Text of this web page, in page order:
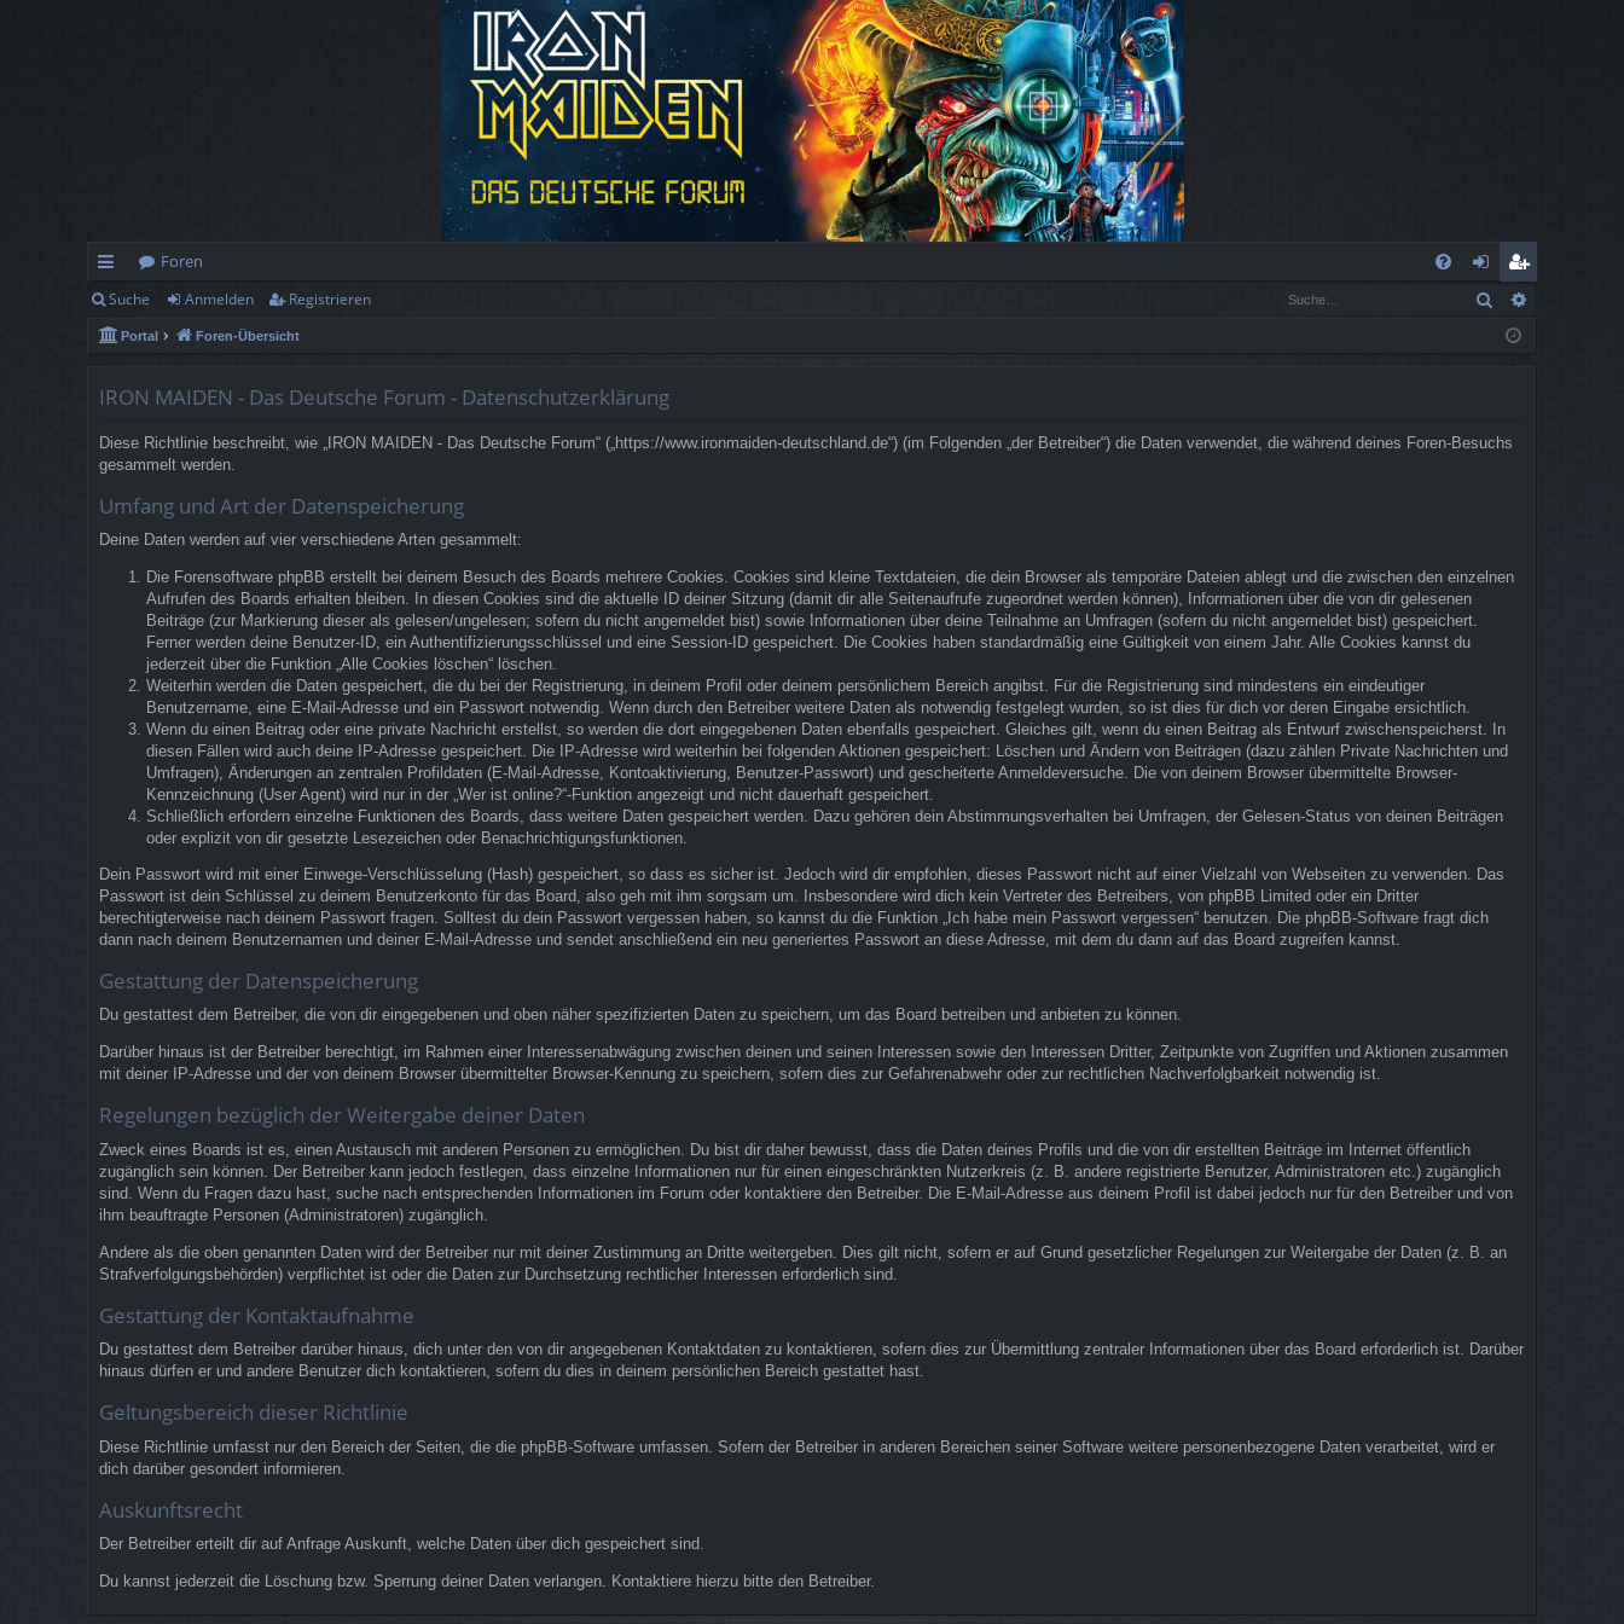
ch
ne
rif
f
Foren
n
eg
ist
Suche Anmelden Registrieren Suche
Portal Foren-Übersicht
IRON MAIDEN - Das Deutsche Forum - Datenschutzerklärung
Diese Richtlinie beschreibt, wie „IRON MAIDEN - Das Deutsche Forum“ („https://www.ironmaiden-deutschland.de“) (im Folgenden „der Betreiber“) die Daten verwendet, die während deines Foren-Besuchs
gesammelt werden.
Umfang und Art der Datenspeicherung
Deine Daten werden auf vier verschiedene Arten gesammelt:
Die Forensoftware phpBB erstellt bei deinem Besuch des Boards mehrere Cookies. Cookies sind kleine Textdateien, die dein Browser als temporäre Dateien ablegt und die zwischen den einzelnen
Aufrufen des Boards erhalten bleiben. In diesen Cookies sind die aktuelle ID deiner Sitzung (damit dir alle Seitenaufrufe zugeordnet werden können), Informationen über die von dir gelesenen
Beiträge (zur Markierung dieser als gelesen/ungelesen; sofern du nicht angemeldet bist) sowie Informationen über deine Teilnahme an Umfragen (sofern du nicht angemeldet bist) gespeichert.
Ferner werden deine Benutzer-ID, ein Authentifizierungsschlüssel und eine Session-ID gespeichert. Die Cookies haben standardmäßig eine Gültigkeit von einem Jahr. Alle Cookies kannst du
jederzeit über die Funktion „Alle Cookies löschen“ löschen.
Weiterhin werden die Daten gespeichert, die du bei der Registrierung, in deinem Profil oder deinem persönlichem Bereich angibst. Für die Registrierung sind mindestens ein eindeutiger
Benutzername, eine E-Mail-Adresse und ein Passwort notwendig. Wenn durch den Betreiber weitere Daten als notwendig festgelegt wurden, so ist dies für dich vor deren Eingabe ersichtlich.
Wenn du einen Beitrag oder eine private Nachricht erstellst, so werden die dort eingegebenen Daten ebenfalls gespeichert. Gleiches gilt, wenn du einen Beitrag als Entwurf zwischenspeicherst. In
diesen Fällen wird auch deine IP-Adresse gespeichert. Die IP-Adresse wird weiterhin bei folgenden Aktionen gespeichert: Löschen und Ändern von Beiträgen (dazu zählen Private Nachrichten und
Umfragen), Änderungen an zentralen Profildaten (E-Mail-Adresse, Kontoaktivierung, Benutzer-Passwort) und gescheiterte Anmeldeversuche. Die von deinem Browser übermittelte Browser-
Kennzeichnung (User Agent) wird nur in der „Wer ist online?“-Funktion angezeigt und nicht dauerhaft gespeichert.
Schließlich erfordern einzelne Funktionen des Boards, dass weitere Daten gespeichert werden. Dazu gehören dein Abstimmungsverhalten bei Umfragen, der Gelesen-Status von deinen Beiträgen
oder explizit von dir gesetzte Lesezeichen oder Benachrichtigungsfunktionen.
Dein Passwort wird mit einer Einwege-Verschlüsselung (Hash) gespeichert, so dass es sicher ist. Jedoch wird dir empfohlen, dieses Passwort nicht auf einer Vielzahl von Webseiten zu verwenden. Das
Passwort ist dein Schlüssel zu deinem Benutzerkonto für das Board, also geh mit ihm sorgsam um. Insbesondere wird dich kein Vertreter des Betreibers, von phpBB Limited oder ein Dritter
berechtigterweise nach deinem Passwort fragen. Solltest du dein Passwort vergessen haben, so kannst du die Funktion „Ich habe mein Passwort vergessen“ benutzen. Die phpBB-Software fragt dich
dann nach deinem Benutzernamen und deiner E-Mail-Adresse und sendet anschließend ein neu generiertes Passwort an diese Adresse, mit dem du dann auf das Board zugreifen kannst.
Gestattung der Datenspeicherung
Du gestattest dem Betreiber, die von dir eingegebenen und oben näher spezifizierten Daten zu speichern, um das Board betreiben und anbieten zu können.
Darüber hinaus ist der Betreiber berechtigt, im Rahmen einer Interessenabwägung zwischen deinen und seinen Interessen sowie den Interessen Dritter, Zeitpunkte von Zugriffen und Aktionen zusammen
mit deiner IP-Adresse und der von deinem Browser übermittelter Browser-Kennung zu speichern, sofern dies zur Gefahrenabwehr oder zur rechtlichen Nachverfolgbarkeit notwendig ist.
Regelungen bezüglich der Weitergabe deiner Daten
Zweck eines Boards ist es, einen Austausch mit anderen Personen zu ermöglichen. Du bist dir daher bewusst, dass die Daten deines Profils und die von dir erstellten Beiträge im Internet öffentlich
zugänglich sein können. Der Betreiber kann jedoch festlegen, dass einzelne Informationen nur für einen eingeschränkten Nutzerkreis (z. B. andere registrierte Benutzer, Administratoren etc.) zugänglich
sind. Wenn du Fragen dazu hast, suche nach entsprechenden Informationen im Forum oder kontaktiere den Betreiber. Die E-Mail-Adresse aus deinem Profil ist dabei jedoch nur für den Betreiber und von
ihm beauftragte Personen (Administratoren) zugänglich.
Andere als die oben genannten Daten wird der Betreiber nur mit deiner Zustimmung an Dritte weitergeben. Dies gilt nicht, sofern er auf Grund gesetzlicher Regelungen zur Weitergabe der Daten (z. B. an
Strafverfolgungsbehörden) verpflichtet ist oder die Daten zur Durchsetzung rechtlicher Interessen erforderlich sind.
Gestattung der Kontaktaufnahme
Du gestattest dem Betreiber darüber hinaus, dich unter den von dir angegebenen Kontaktdaten zu kontaktieren, sofern dies zur Übermittlung zentraler Informationen über das Board erforderlich ist. Darüber
hinaus dürfen er und andere Benutzer dich kontaktieren, sofern du dies in deinem persönlichen Bereich gestattet hast.
Geltungsbereich dieser Richtlinie
Diese Richtlinie umfasst nur den Bereich der Seiten, die die phpBB-Software umfassen. Sofern der Betreiber in anderen Bereichen seiner Software weitere personenbezogene Daten verarbeitet, wird er
dich darüber gesondert informieren.
Auskunftsrecht
Der Betreiber erteilt dir auf Anfrage Auskunft, welche Daten über dich gespeichert sind.
Du kannst jederzeit die Löschung bzw. Sperrung deiner Daten verlangen. Kontaktiere hierzu bitte den Betreiber.